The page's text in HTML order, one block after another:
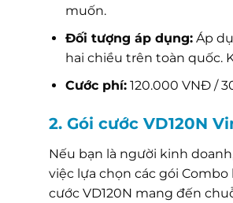
muốn.
Đối tượng áp dụng:Áp
hai chiều trên toàn quốc.
Cước phí:120.000 VNĐ /
2. Gói cước VD120N
Nếu bạn là người kinh
việc lựa chọn các gói
cước VD120N mang đến